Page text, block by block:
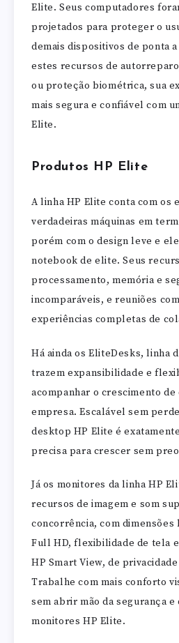
Elite. Seus computadores
projetados para proteger o
demais dispositivos de ponta
estes recursos de
ou proteção biométrica, sua
mais segura e confiável com
Elite.
Produtos HP Elite
A linha HP Elite conta com os
verdadeiras máquinas em
porém com o design leve e
notebook de elite. Seus
processamento, memória e
incomparáveis, e reuniões
experiências completas de
Há ainda os EliteDesks, linha
trazem expansibilidade e
acompanhar o crescimento de
empresa. Escalável sem
desktop HP Elite é
precisa para crescer sem
Já os monitores da linha HP
recursos de imagem e som
concorrência, com
Full HD, flexibilidade de tela
HP Smart View, de
Trabalhe com mais conforto
sem abrir mão da segurança e
monitores HP Elite.